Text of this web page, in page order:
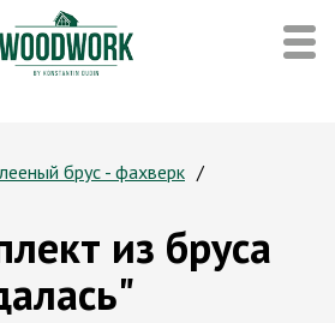
брус - фахверк
из бруса